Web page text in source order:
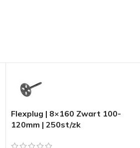
Flexplug | 8×160 Zwart 100-
120mm | 250st/zk